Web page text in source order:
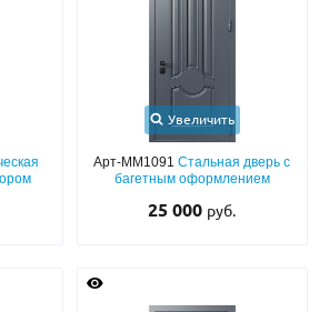
с 9:00 до 21:00, ВС - до 19:00
(495) 411-44-41
M.RU
ЗАПРОСИТЬ РАСЧЕТ
Записаться на замер
Увеличить
Арт-ММ1091Стальная дверь с
багетным оформлением
25 000 руб.